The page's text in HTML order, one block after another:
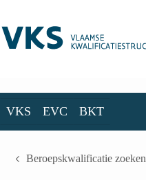
VKS EVC BKT
Beroepskwalificatie zoeken